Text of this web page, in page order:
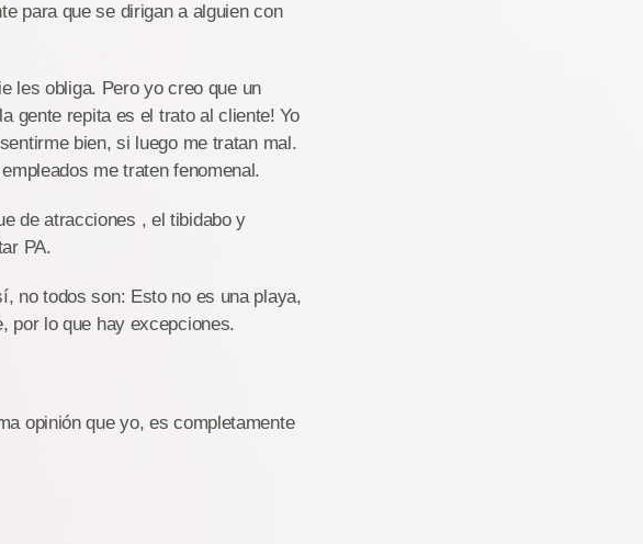
para que se dirigan a alguien con
les obliga. Pero yo creo que un
gente repita es el trato al cliente! Yo
bien, si luego me tratan mal.
me traten fenomenal.
de atracciones , el tibidabo y
PA.
no todos son: Esto no es una playa,
por lo que hay excepciones.
opinión que yo, es completamente